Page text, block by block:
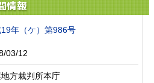
情報
年（ケ）第986号
03/12
方裁判所本庁